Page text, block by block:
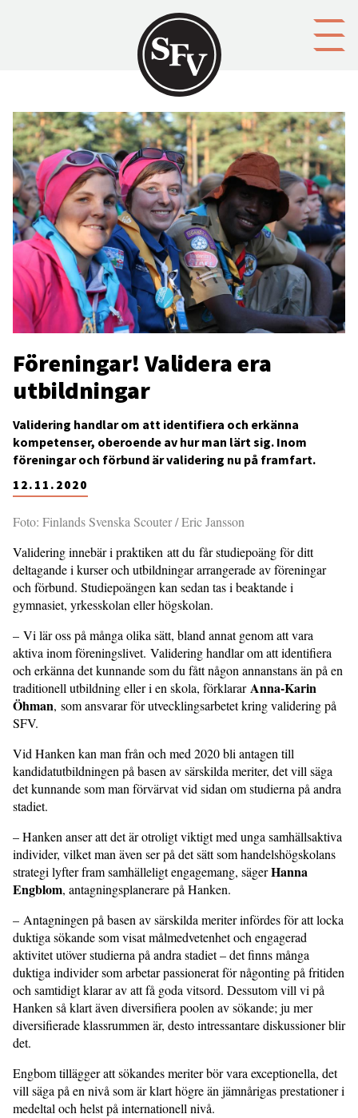
Föreningar! Validera era
utbildningar
12.11.2020
Validering handlar om att identifiera och erkänna
kompetenser, oberoende av hur man lärt sig. Inom
föreningar och förbund är validering nu på framfart.
Foto: Finlands Svenska Scouter / Eric Jansson
Validering innebär i praktiken att du får studiepoäng för ditt
deltagande i kurser och utbildningar arrangerade av föreningar
och förbund. Studiepoängen kan sedan tas i beaktande i
gymnasiet, yrkesskolan eller högskolan.
– Vi lär oss på många olika sätt, bland annat genom att vara
aktiva inom föreningslivet. Validering handlar om att identifiera
och erkänna det kunnande som du fått någon annanstans än på en
traditionell utbildning eller i en skola, förklararAnna-Karin
Öhman, som ansvarar för utvecklingsarbetet kring validering på
SFV.
Vid Hanken kan man från och med 2020 bli antagen till
kandidatutbildningen på basen av särskilda meriter, det vill säga
det kunnande som man förvärvat vid sidan om studierna på andra
stadiet.
– Hanken anser att det är otroligt viktigt med unga samhällsaktiva
individer, vilket man även ser på det sätt som handelshögskolans
strategi lyfter fram samhälleligt engagemang, sägerHanna
Engblom, antagningsplanerare på Hanken.
– Antagningen på basen av särskilda meriter infördes för att locka
duktiga sökande som visat målmedvetenhet och engagerad
aktivitet utöver studierna på andra stadiet – det finns många
duktiga individer som arbetar passionerat för någonting på fritiden
och samtidigt klarar av att få goda vitsord. Dessutom vill vi på
Hanken så klart även diversifiera poolen av sökande; ju mer
diversifierade klassrummen är, desto intressantare diskussioner blir
det.
Engbom tillägger att sökandes meriter bör vara exceptionella, det
vill säga på en nivå som är klart högre än jämnårigas prestationer i
medeltal och helst på internationell nivå.